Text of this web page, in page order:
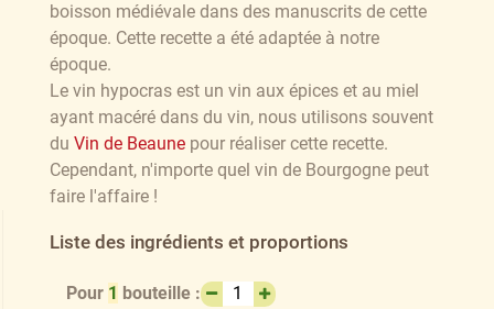
boisson médiévale dans des manuscrits de cette
époque. Cette recette a été adaptée à notre
époque.
Le vin hypocras est un vin aux épices et au miel
ayant macéré dans du vin, nous utilisons souvent
du Vin de Beaunepour réaliser cette recette.
Cependant, n'importe quel vin de Bourgogne peut
faire l'affaire !
Liste des ingrédients et proportions
Pour 1 bouteille :